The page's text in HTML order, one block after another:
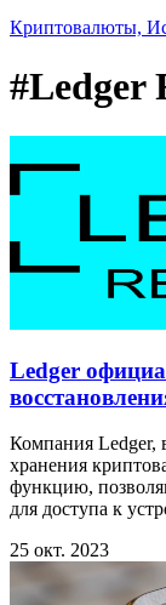
Криптовалюты,
#Ledger
Ledger
Компания Ledger,
хранения
функцию,
для доступа к
25 окт. 2023